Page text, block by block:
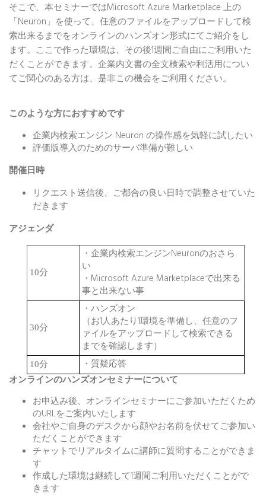
そこで、本セミナーではMicrosoft Azure Marketplace 上の
「Neuron」を使って、任意のファイルをアップロードして検
索出来るまでをオンラインのハンズオン形式にてご紹介をし
ます。ここで作った環境は、その後1週間ご自由にご利用いた
だくことができます。企業内文書の全文検索や利活用につい
てご関心のある方は、是非この機会をご利用ください。
このような方におすすめです
企業内検索エンジン Neuron の操作感を気軽に試したい
評価版導入のためのサーバ準備が難しい
開催日時
リクエスト送信後、ご都合の良い日時で調整させていた
だきます
アジェンダ
10分
・企業内検索エンジンNeuronのおさら
い
・Microsoft Azure Marketplaceで出来る
事と出来ない事
30分
・ハンズオン
（お1人あたり1環境を準備し、任意のフ
ァイルをアップロードして検索できる
までを確認します）
10分
・質疑応答
オンラインのハンズオンセミナーについて
お申込み後、オンラインセミナーにご参加いただくため
のURLをご案内いたします
会社やご自身のデスクから顔やお名前を伏せてご参加い
ただくことができます
チャットでリアルタイムに講師に質問することができま
す
作成した環境は継続して1週間ご利用いただくことがで
きます